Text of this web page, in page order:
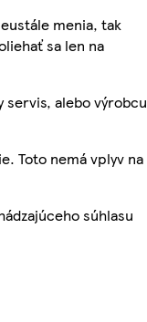
menia, tak
sa len na
servis, alebo výrobcu
Toto nemá vplyv na
súhlasu